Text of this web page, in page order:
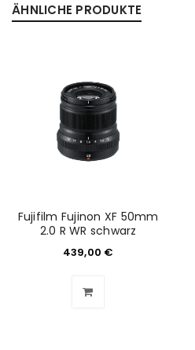
ANMELDEN
ÄHNLICHE PRODUKTE
Fujifilm Fujinon XF 50mm
2.0 R WR schwarz
439,00 €